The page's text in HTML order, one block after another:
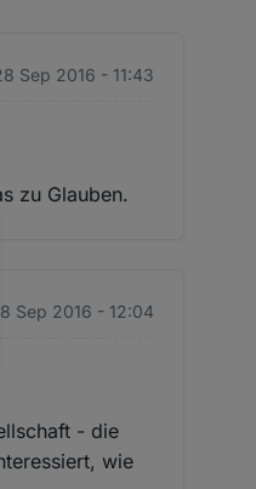
Sep 2016 - 11:43
zu Glauben.
Sep 2016 - 12:04
- die
wie